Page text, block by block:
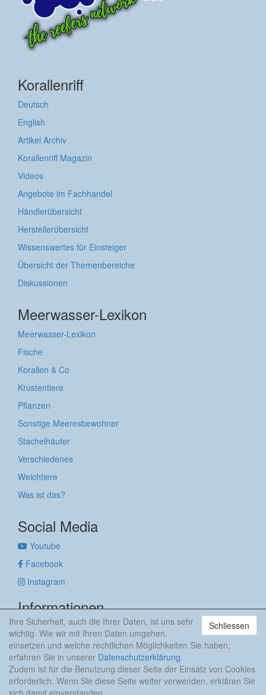
Korallenriff
Deutsch
English
Artikel Archiv
Korallenriff Magazin
Videos
Angebote im Fachhandel
Händlerübersicht
Herstellerübersicht
Wissenswertes für Einsteiger
Übersicht der Themenbereiche
Diskussionen
Meerwasser-Lexikon
Meerwasser-Lexikon
Fische
Korallen & Co
Krustentiere
Pflanzen
Sonstige Meeresbewohner
Stachelhäuter
Verschiedenes
Weichtiere
Was ist das?
Social Media
Youtube
Facebook
Instagram
Informationen
Impressum
Datenschutzerklärung
anker & meehr
Schliessen
Ihre Sicherheit, auch die Ihrer Daten, ist uns sehr
wichtig. Wie wir mit Ihren Daten umgehen,
einsetzen und welche rechtlichen Möglichkeiten Sie haben,
erfahren Sie in unserer Datenschutzerklärung.
Zudem ist für die Benutzung dieser Seite der Einsatz von Cookies
erforderlich. Wenn Sie diese Seite weiter verwenden, erklären Sie
sich damit einverstanden.